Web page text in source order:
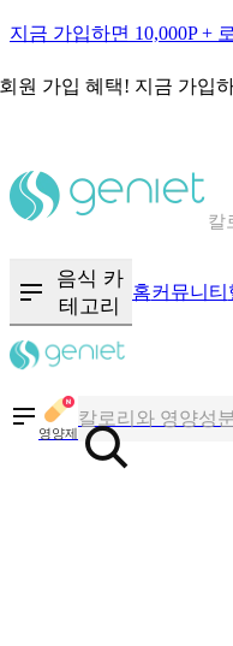
지금 가입하면 10,000P +
원 가입 혜택! 지금 가입
칼
음식 카
테고리
홈커뮤니티
영양제
칼로리와 영양성
혈당 · 다이어트